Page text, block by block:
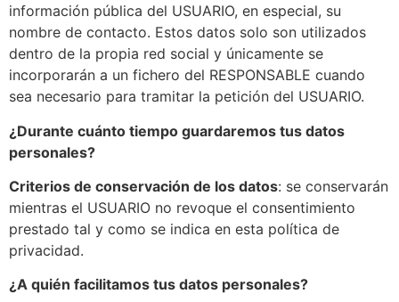
información pública del USUARIO, en especial, su
nombre de contacto. Estos datos solo son utilizados
dentro de la propia red social y únicamente se
incorporarán a un fichero del RESPONSABLE cuando
sea necesario para tramitar la petición del USUARIO.
¿Durante cuánto tiempo guardaremos tus datos
personales?
Criterios de conservación de los datos: se conservarán
mientras el USUARIO no revoque el consentimiento
prestado tal y como se indica en esta política de
privacidad.
¿A quién facilitamos tus datos personales?